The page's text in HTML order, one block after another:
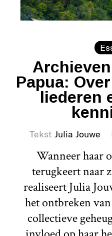
Papua:
liederen
Tekst Julia Jouwe
Wanneer haar
terugkeert naar
realiseert Julia
het ontbreken
collectieve